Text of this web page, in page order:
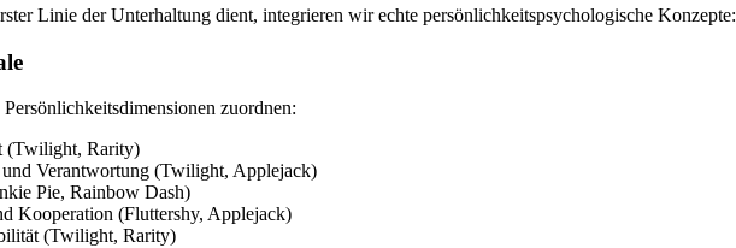
Linie der Unterhaltung dient, integrieren wir echte persönlichkeitspsychologische Konzepte:
zuordnen:
(Twilight, Rarity)
und Verantwortung (Twilight, Applejack)
Pie, Rainbow Dash)
Kooperation (Fluttershy, Applejack)
(Twilight, Rarity)